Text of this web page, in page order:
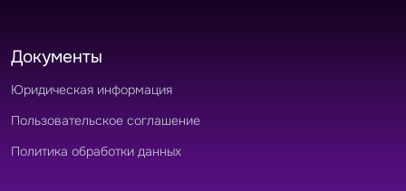
Документы
Юридическая информация
Пользовательское соглашение
Политика обработки данных